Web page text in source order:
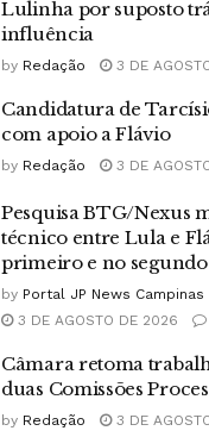
Lulinha por suposto
influência
by Redação 3 DE
Candidatura de
com apoio a Flávio
by Redação 3 DE
Pesquisa BTG/Nexus
técnico entre Lula e
primeiro e no
by Portal JP News Campinas
3 DE AGOSTO DE 2026
Câmara retoma
duas Comissões
by Redação 3 DE